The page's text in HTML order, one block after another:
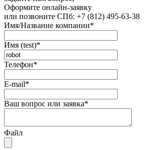
Оформите онлайн-заявку
или позвоните СПб: +7 (812) 495-63-38
Имя/Название компании*
Имя (test)*
Телефон*
E-mail*
Ваш вопрос или заявка*
Файл